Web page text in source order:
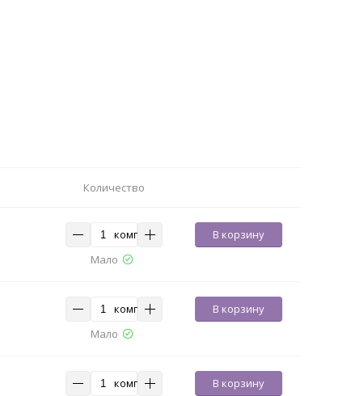
Количество
комп
В корзину
Мало
комп
В корзину
Мало
комп
В корзину